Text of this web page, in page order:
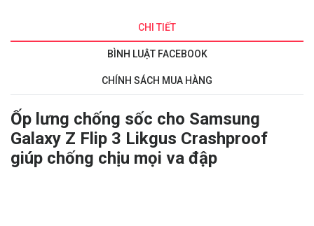
CHI TIẾT
BÌNH LUẬT FACEBOOK
CHÍNH SÁCH MUA HÀNG
Ốp lưng chống sốc cho Samsung
Galaxy Z Flip 3 Likgus Crashproof
giúp chống chịu mọi va đập